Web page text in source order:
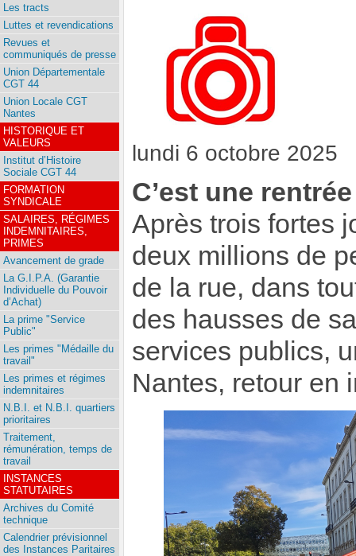
lundi 6 octobre 2025
C’est une
Après trois fortes
deux millions de
de la rue, dans
des hausses de
services publics,
Nantes, retour en
Les tracts
Luttes et revendications
Revues et
communiqués de presse
Union Départementale
CGT 44
Union Locale CGT
Nantes
HISTORIQUE ET
VALEURS
Institut d’Histoire
Sociale CGT 44
FORMATION
SYNDICALE
SALAIRES, RÉGIMES
INDEMNITAIRES,
PRIMES
Avancement de grade
La G.I.P.A. (Garantie
Individuelle du Pouvoir
d’Achat)
La prime "Service
Public"
Les primes "Médaille du
travail"
Les primes et régimes
indemnitaires
N.B.I. et N.B.I. quartiers
prioritaires
Traitement,
rémunération, temps de
travail
INSTANCES
STATUTAIRES
Archives du Comité
technique
Calendrier prévisionnel
des Instances Paritaires